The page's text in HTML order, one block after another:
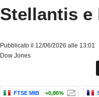
Stellantis e
Pubblicato il 12/06/2026 alle 13:01
Dow Jones
FTSE MIB +0,86%